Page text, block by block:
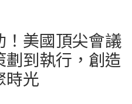
美國頂尖會議
到執行，創造
時光